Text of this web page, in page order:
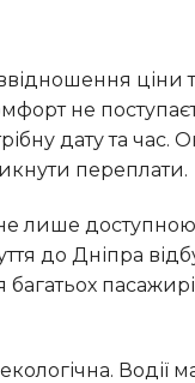
не
дату та
переплати.
до Дніпра
багатьох